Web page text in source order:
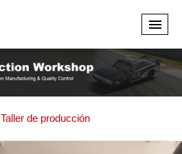
Taller de producción